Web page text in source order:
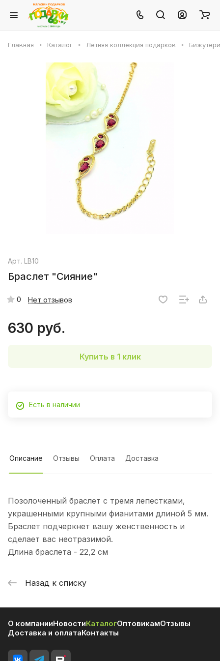
Главная Каталог Летняя коллекция подарков
Арт. LB10
Браслет "Сияние"
0 Нет отзывов
630 руб.
Купить в 1 клик
Есть в наличии
Описание Отзывы Оплата Доставка
Позолоченный браслет с тремя лепестками,
украшенными крупными фианитами длиной 5 мм.
Браслет подчеркнет вашу женственность и
сделает вас неотразимой.
Длина браслета - 22,2 см
Назад к списку
О компанииНовостиКаталогОптовикамОтзывы
Доставка и оплатаКонтакты